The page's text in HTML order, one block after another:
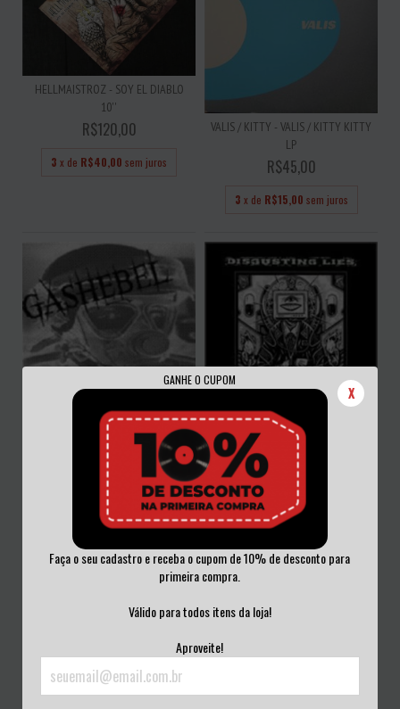
GANHE O CUPOM
X
Faça o seu cadastro e receba o cupom de 10% de desconto para
primeira compra.
Válido para todos itens da loja!
Aproveite!
HELLMAISTROZ - SOY EL DIABLO
10''
R$120,00
3 x de R$40,00 sem juros
VALIS / KITTY - VALIS / KITTY KITTY
LP
R$45,00
3 x de R$15,00 sem juros
GASHEBEL - GASHEBEL LP
R$50,00
R$16,67 sem juros
DISGUSTING LIES - DON'T ASK, JUST
LISTEN
R$60,00
3x de R$20,00